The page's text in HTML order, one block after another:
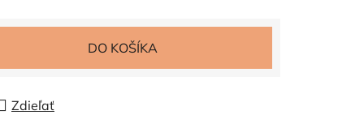
DO KOŠÍKA
Zdieľať